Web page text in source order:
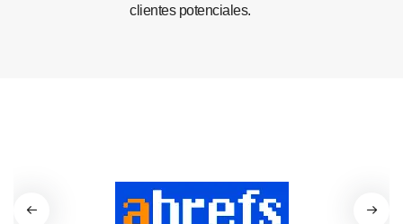
clientes potenciales.